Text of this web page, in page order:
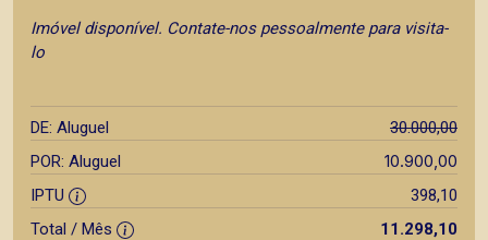
Imóvel disponível. Contate-nos pessoalmente para visita-
lo
DE: Aluguel
30.000,00
POR: Aluguel
10.900,00
IPTU
398,10
Total / Mês
11.298,10